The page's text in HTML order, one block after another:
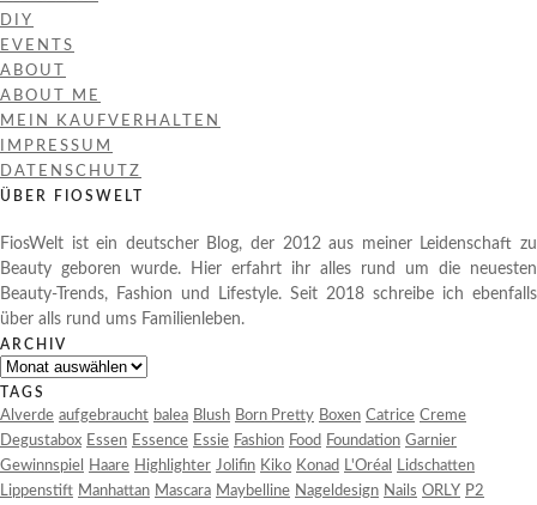
DIY
EVENTS
ABOUT
ABOUT ME
MEIN KAUFVERHALTEN
IMPRESSUM
DATENSCHUTZ
ÜBER FIOSWELT
FiosWelt ist ein deutscher Blog, der 2012 aus meiner Leidenschaft zu
Beauty geboren wurde. Hier erfahrt ihr alles rund um die neuesten
Beauty-Trends, Fashion und Lifestyle. Seit 2018 schreibe ich ebenfalls
über alls rund ums Familienleben.
ARCHIV
Archiv
TAGS
Alverde aufgebraucht balea Blush Born Pretty Boxen Catrice Creme
Degustabox Essen Essence Essie Fashion Food Foundation Garnier
Gewinnspiel
Haare Highlighter Jolifin Kiko Konad L'Oréal
Lidschatten
Lippenstift Manhattan Mascara Maybelline Nageldesign Nails ORLY P2